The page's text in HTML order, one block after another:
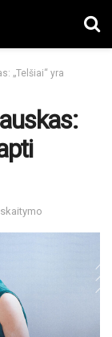
„Telšiai“ yra